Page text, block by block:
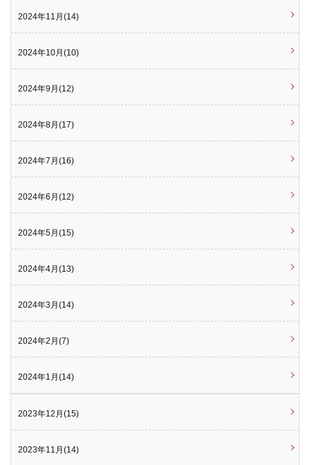
2024年11月(14)
2024年10月(10)
2024年9月(12)
2024年8月(17)
2024年7月(16)
2024年6月(12)
2024年5月(15)
2024年4月(13)
2024年3月(14)
2024年2月(7)
2024年1月(14)
2023年12月(15)
2023年11月(14)